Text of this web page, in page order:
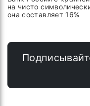
на чисто
она составляет 16%